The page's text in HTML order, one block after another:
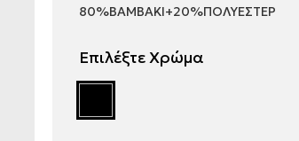
80%ΒΑΜΒΑΚΙ+20%ΠΟΛΥΕΣΤΕΡ
Επιλέξτε Χρώμα